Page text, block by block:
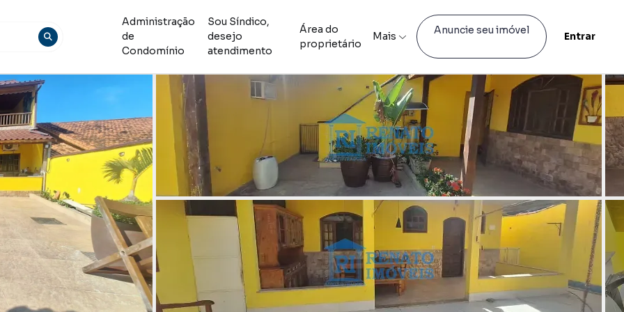
Administração
de
Condomínio
Sou Síndico,
desejo
atendimento
Área do
proprietário
Mais Anuncie seu imóvel Entrar